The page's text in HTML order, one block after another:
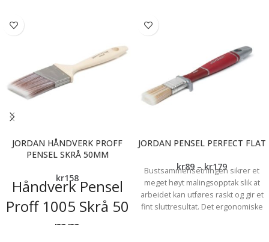
JORDAN HÅNDVERK PROFF
PENSEL SKRÅ 50MM
kr158
Håndverk Pensel
Proff 1005 Skrå 50
mm
JORDAN PENSEL PERFECT FLAT
kr89 – kr179
Bustsammensetningen sikrer et
meget høyt malingsopptak slik at
arbeidet kan utføres raskt og gir et
fint sluttresultat. Det ergonomiske